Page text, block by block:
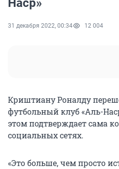
Наср»
31 декабря 2022, 00:34 12 004
Криштиану Роналду
футбольный клуб «Аль-
этом подтверждает сама
социальных сетях.
«Это больше, чем просто